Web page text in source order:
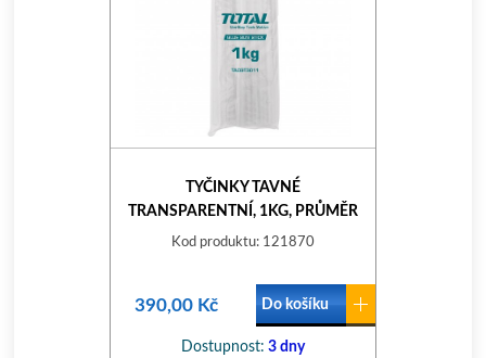
TYČINKY TAVNÉ
TRANSPARENTNÍ, 1KG, PRŮMĚR
11,2MM, DÉLKA 30CM
Kod produktu: 121870
390,00 Kč Do košíku
Dostupnost: 3 dny